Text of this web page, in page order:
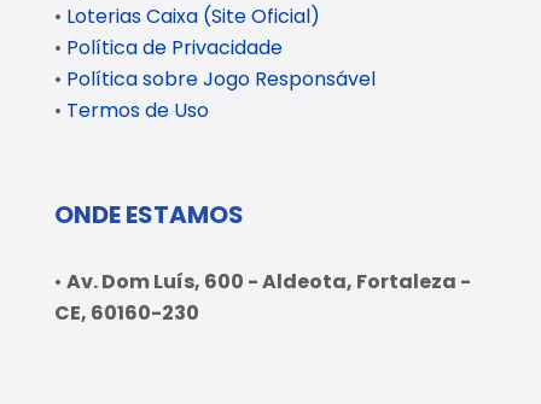
• Loterias Caixa (Site Oficial)
• Política de Privacidade
• Política sobre Jogo Responsável
• Termos de Uso
ONDE ESTAMOS
• Av. Dom Luís, 600 - Aldeota, Fortaleza -
CE, 60160-230